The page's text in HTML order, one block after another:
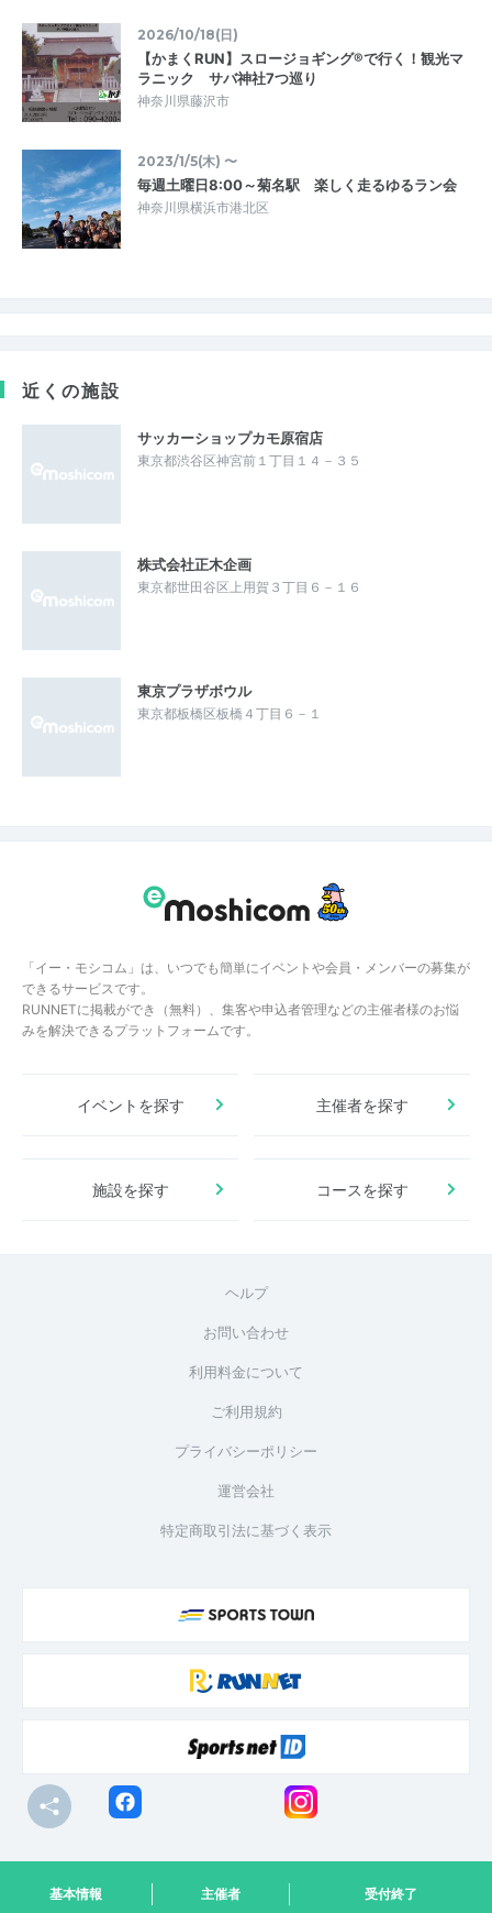
基本情報 主催者 受付終了
2026/10/18(日)
【かまくRUN】スロージョギング®で行く！観光マ
ラニック サバ神社7つ巡り
神奈川県藤沢市
2023/1/5(木) 〜
毎週土曜日8:00～菊名駅 楽しく走るゆるラン会
神奈川県横浜市港北区
近くの施設
サッカーショップカモ原宿店
東京都渋谷区神宮前１丁目１４－３５
株式会社正木企画
東京都世田谷区上用賀３丁目６－１６
東京プラザボウル
東京都板橋区板橋４丁目６－１
「イー・モシコム」は、いつでも簡単にイベントや会員・メンバーの募集が
できるサービスです。
RUNNETに掲載ができ（無料）、集客や申込者管理などの主催者様のお悩
みを解決できるプラットフォームです。
イベントを探す 主催者を探す
施設を探す コースを探す
ヘルプ
お問い合わせ
利用料金について
ご利用規約
プライバシーポリシー
運営会社
特定商取引法に基づく表示